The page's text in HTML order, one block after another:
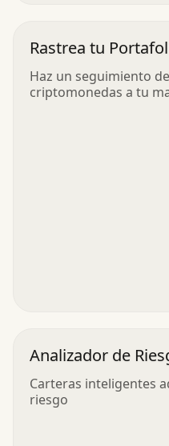
Rastrea tu
Haz un seguimiento
criptomonedas a tu
Analizador de
Carteras inteligentes
riesgo